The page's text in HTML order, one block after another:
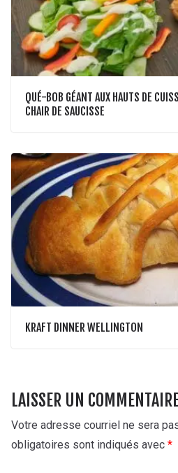
QUÉ-BOB GÉANT AUX HAUTS DE
CHAIR DE SAUCISSE
KRAFT DINNER WELLINGTON
LAISSER UN
Votre adresse courriel ne sera
obligatoires sont indiqués avec *